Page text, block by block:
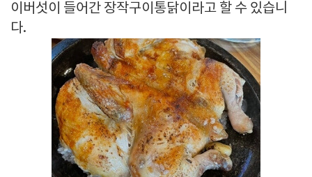
이버섯이 들어간 장작구이통닭이라고 할 수 있습니
다.